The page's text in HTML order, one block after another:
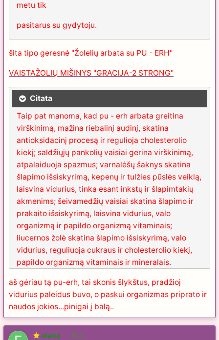
metu tik
pasitarus su gydytoju.
šita tipo geresnė "Žolelių arbata su PU - ERH"
VAISTAŽOLIŲ MIŠINYS "GRACIJA-2 STRONG"
Citata
Taip pat manoma, kad pu - erh arbata greitina
virškinimą, mažina riebalinį audinį, skatina
antioksidacinį procesą ir regulioja cholesterolio
kiekį; saldžiųjų pankolių vaisiai gerina virškinimą,
atpalaiduoja spazmus; varnalėšų šaknys skatina
šlapimo išsiskyrimą, kepenų ir tulžies pūslės veiklą,
laisvina vidurius, tinka esant inkstų ir šlapimtakių
akmenims; šeivamedžių vaisiai skatina šlapimo ir
prakaito išsiskyrimą, laisvina vidurius, valo
organizmą ir papildo organizmą vitaminais;
liucernos žolė skatina šlapimo išsiskyrimą, valo
vidurius, reguliuoja cukraus ir cholesterolio kiekį,
papildo organizmą vitaminais ir mineralais.
aš gėriau tą pu-erh, tai skonis šlykštus, pradžioj
vidurius paleidus buvo, o paskui organizmas priprato ir
naudos jokios...pinigai į balą..
etaruj 4